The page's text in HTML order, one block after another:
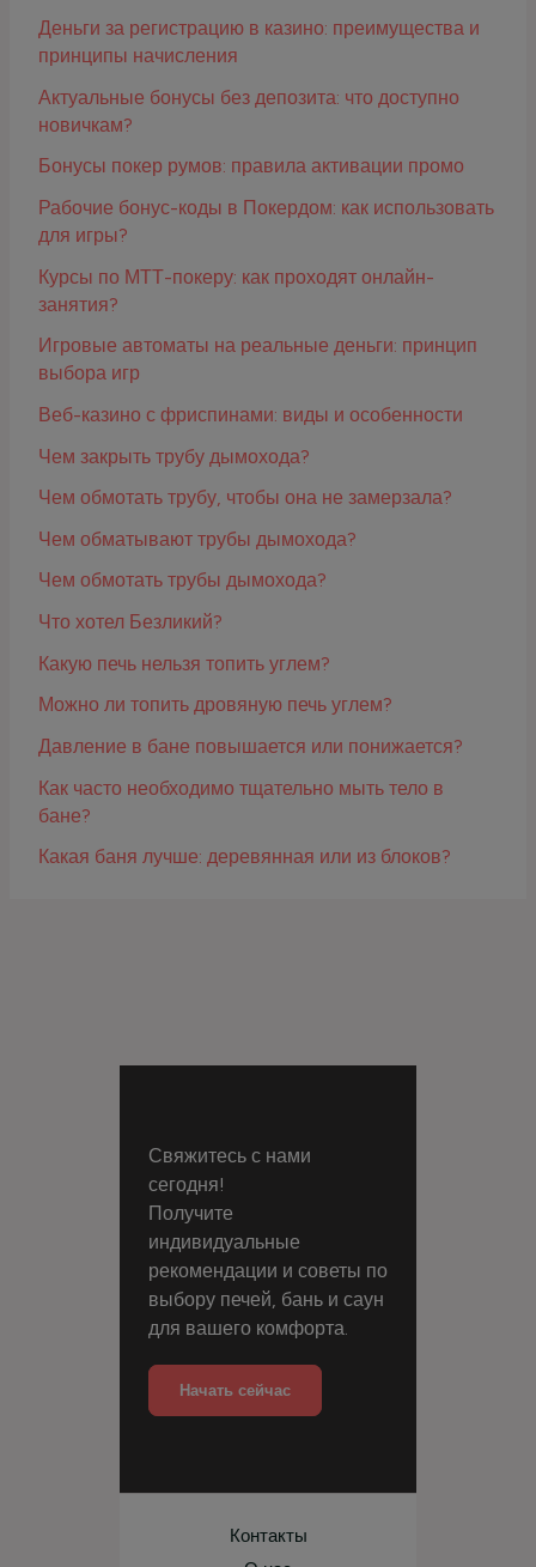
Деньги за регистрацию в казино: преимущества и
принципы начисления
Актуальные бонусы без депозита: что доступно
новичкам?
Бонусы покер румов: правила активации промо
Рабочие бонус-коды в Покердом: как использовать
для игры?
Курсы по МТТ-покеру: как проходят онлайн-
занятия?
Игровые автоматы на реальные деньги: принцип
выбора игр
Веб-казино с фриспинами: виды и особенности
Чем закрыть трубу дымохода?
Чем обмотать трубу, чтобы она не замерзала?
Чем обматывают трубы дымохода?
Чем обмотать трубы дымохода?
Что хотел Безликий?
Какую печь нельзя топить углем?
Можно ли топить дровяную печь углем?
Давление в бане повышается или понижается?
Как часто необходимо тщательно мыть тело в
бане?
Какая баня лучше: деревянная или из блоков?
Свяжитесь с нами
сегодня!
Получите
индивидуальные
рекомендации и советы по
выбору печей, бань и саун
для вашего комфорта.
Начать сейчас
Контакты